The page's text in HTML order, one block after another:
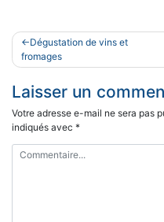
Navigation
de
l’article
Dégustation de vins et
fromages
Laisser un
Votre adresse e-mail ne sera pas
indiqués avec *